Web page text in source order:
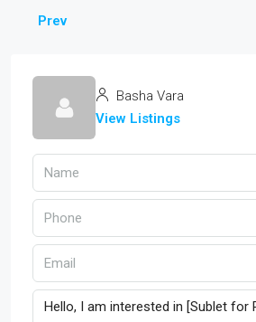
Prev
Basha Vara
View Listings